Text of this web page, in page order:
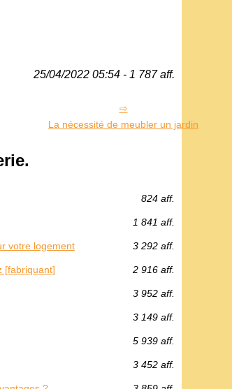
25/04/2022 05:54 - 1 787 aff.
La nécessité de meubler un jardin
824 aff.
1 841 aff.
votre logement 3 292 aff.
[fabriquant] 2 916 aff.
3 952 aff.
3 149 aff.
5 939 aff.
3 452 aff.